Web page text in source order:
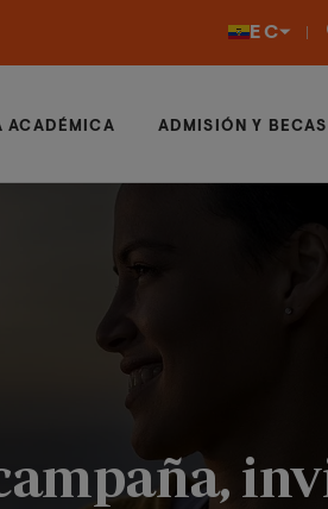
EC
ACADÉMICA ADMISIÓN Y BECAS